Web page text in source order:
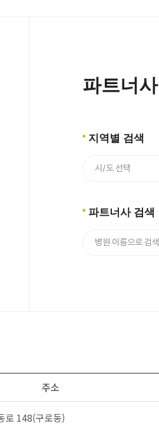
파트너
지역별 검색
파트너사 검색
주소
로 148(구로동)